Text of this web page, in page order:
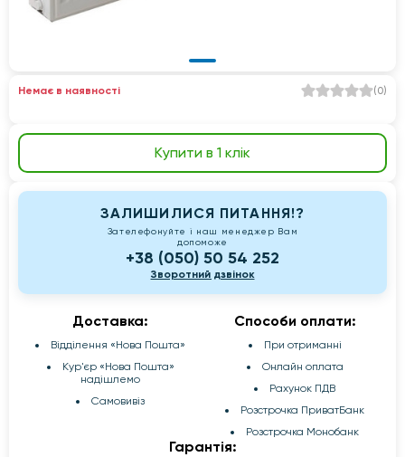
Немає в наявності (0)
Купити в 1 клік
ЗАЛИШИЛИСЯ ПИТАННЯ!?
Зателефонуйте і наш менеджер Вам
допоможе
+38 (050) 50 54 252
Зворотний дзвінок
Доставка:
Відділення «Нова Пошта»
Кур'єр «Нова Пошта»
надішлемо
Самовивіз
Способи оплати:
При отриманні
Онлайн оплата
Рахунок ПДВ
Розстрочка ПриватБанк
Розстрочка Монобанк
Гарантія: